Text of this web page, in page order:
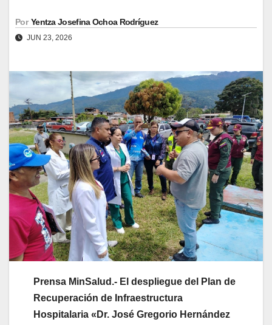
Por Yentza Josefina Ochoa Rodríguez
JUN 23, 2026
Prensa MinSalud.- El despliegue del Plan de
Recuperación de Infraestructura
Hospitalaria «Dr. José Gregorio Hernández